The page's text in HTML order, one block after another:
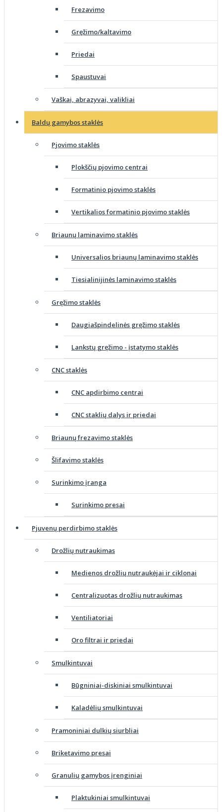
Frezavimo
Gręžimo/kaltavimo
Priedai
Spaustuvai
Vaškai, abrazyvai, valikliai
Baldų gamybos staklės
Pjovimo staklės
Plokščių pjovimo centrai
Formatinio pjovimo staklės
Vertikalios formatinio pjovimo staklės
Briaunų laminavimo staklės
Universalios briaunų laminavimo staklės
Tiesialinijinės laminavimo staklės
Gręžimo staklės
Daugiašpindelinės gręžimo staklės
Lankstų gręžimo - įstatymo staklės
CNC staklės
CNC apdirbimo centrai
CNC staklių dalys ir priedai
Briaunų frezavimo staklės
Šlifavimo staklės
Surinkimo įranga
Surinkimo presai
Pjuvenų perdirbimo staklės
Drožlių nutraukimas
Medienos drožlių nutraukėjai ir ciklonai
Centralizuotas drožlių nutraukimas
Ventiliatoriai
Oro filtrai ir priedai
Smulkintuvai
Būgniniai-diskiniai smulkintuvai
Kaladėlių smulkintuvai
Pramoniniai dulkių siurbliai
Briketavimo presai
Granulių gamybos įrenginiai
Plaktukiniai smulkintuvai